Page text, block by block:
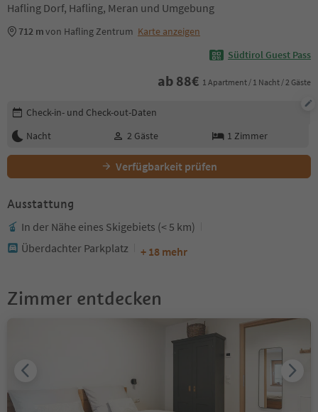
Hafling Dorf, Hafling, Meran und Umgebung
712 mvon Hafling Zentrum Karte anzeigen
Südtirol Guest Pass
ab 88€ 1 Apartment / 1 Nacht / 2 Gäste
Buchungsdetails bearbeiten
Check-in- und Check-out-Daten
Nacht
2 Gäste 1 Zimmer
Verfügbarkeit prüfen
Ausstattung
In der Nähe eines Skigebiets (< 5 km)
Überdachter Parkplatz
+ 18 mehr
Zimmer entdecken